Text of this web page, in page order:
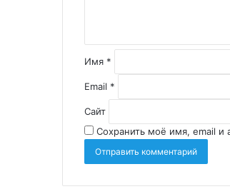
Имя *
Email *
Сайт
Сохранить моё имя, email и